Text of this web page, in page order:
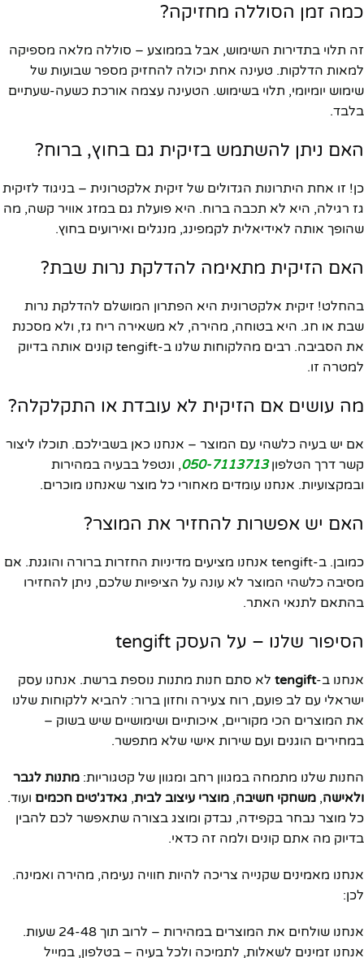
כמה זמן הסוללה מחזיקה?
זה תלוי בתדירות השימוש, אבל בממוצע – סוללה מלאה מספיקה
למאות הדלקות. טעינה אחת יכולה להחזיק מספר שבועות של
שימוש יומיומי, תלוי בשימוש. הטעינה עצמה אורכת כשעה-שעתיים
בלבד.
האם ניתן להשתמש בזיקית גם בחוץ, ברוח?
כן! זו אחת היתרונות הגדולים של זיקית אלקטרונית – בניגוד לזיקית
גז רגילה, היא לא תכבה ברוח. היא פועלת גם במזג אוויר קשה, מה
שהופך אותה לאידיאלית לקמפינג, מנגלים ואירועים בחוץ.
האם הזיקית מתאימה להדלקת נרות שבת?
בהחלט! זיקית אלקטרונית היא הפתרון המושלם להדלקת נרות
שבת או חג. היא בטוחה, מהירה, לא משאירה ריח גז, ולא מסכנת
את הסביבה. רבים מהלקוחות שלנו ב-tengift קונים אותה בדיוק
למטרה זו.
מה עושים אם הזיקית לא עובדת או התקלקלה?
אם יש בעיה כלשהי עם המוצר – אנחנו כאן בשבילכם. תוכלו ליצור
קשר דרך הטלפון050-7113713, ונטפל בבעיה במהירות
ובמקצועיות. אנחנו עומדים מאחורי כל מוצר שאנחנו מוכרים.
האם יש אפשרות להחזיר את המוצר?
כמובן. ב-tengift אנחנו מציעים מדיניות החזרות ברורה והוגנת. אם
מסיבה כלשהי המוצר לא עונה על הציפיות שלכם, ניתן להחזירו
בהתאם לתנאי האתר.
הסיפור שלנו – על העסק tengift
אנחנו ב-tengift לא סתם חנות מתנות נוספת ברשת. אנחנו עסק
ישראלי עם לב פועם, רוח צעירה וחזון ברור: להביא ללקוחות שלנו
את המוצרים הכי מקוריים, איכותיים ושימושיים שיש בשוק –
במחירים הוגנים ועם שירות אישי שלא מתפשר.
החנות שלנו מתמחה במגוון רחב ומגוון של קטגוריות: מתנות לגבר
ולאישה, משחקי חשיבה, מוצרי עיצוב לבית, גאדג'טים חכמים ועוד.
כל מוצר נבחר בקפידה, נבדק ומוצג בצורה שתאפשר לכם להבין
בדיוק מה אתם קונים ולמה זה כדאי.
אנחנו מאמינים שקנייה צריכה להיות חוויה נעימה, מהירה ואמינה.
לכן:
אנחנו שולחים את המוצרים במהירות – לרוב תוך 24-48 שעות.
אנחנו זמינים לשאלות, לתמיכה ולכל בעיה – בטלפון, במייל